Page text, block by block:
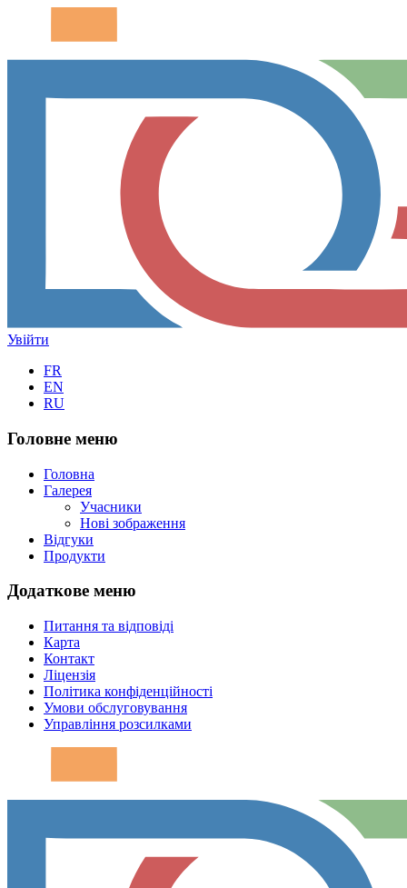
Увійти
FR
EN
RU
Головне меню
Головна
Галерея
Учасники
Нові зображення
Відгуки
Продукти
Додаткове меню
Питання та відповіді
Карта
Контакт
Ліцензія
Політика конфіденційності
Умови обслуговування
Управління розсилками